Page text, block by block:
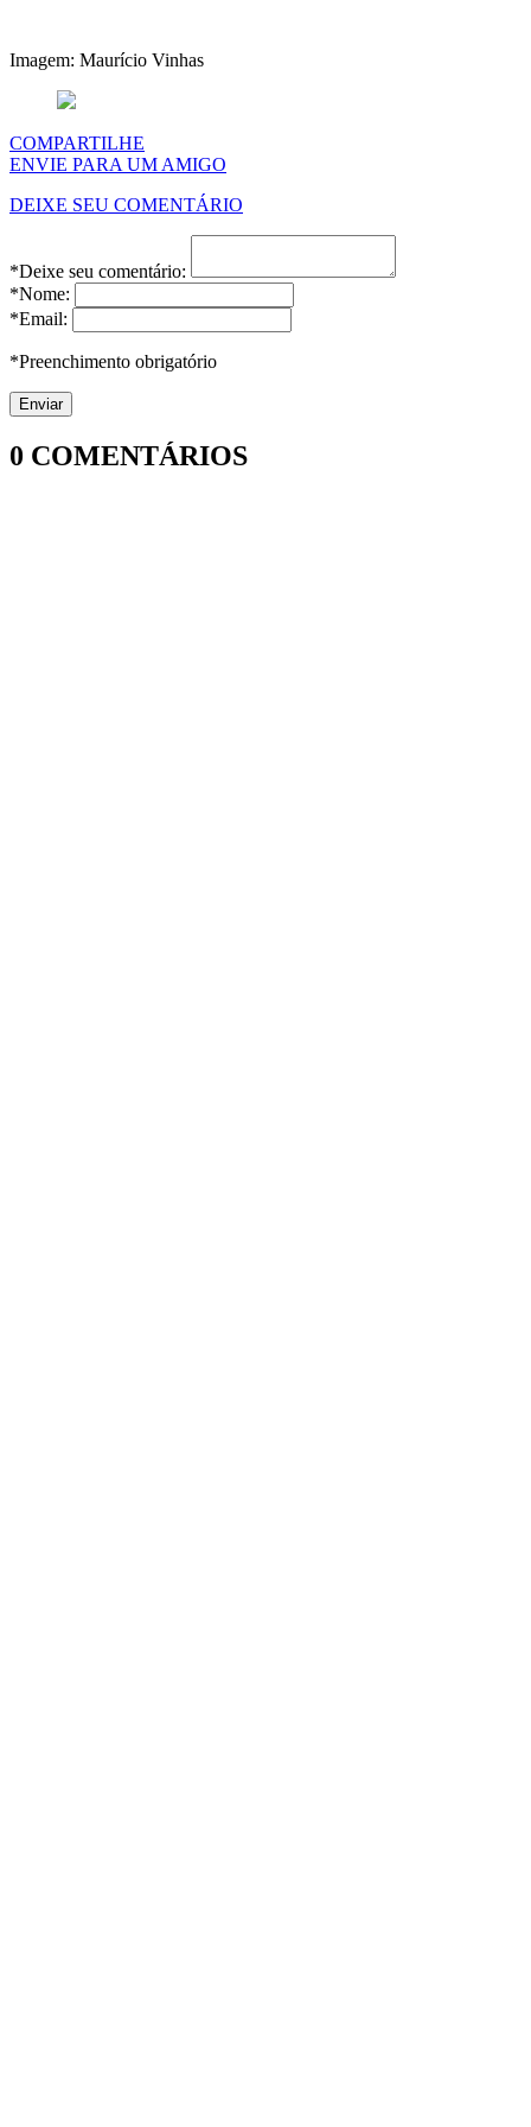
Imagem: Maurício Vinhas
COMPARTILHE
ENVIE PARA UM AMIGO
DEIXE SEU COMENTÁRIO
*Deixe seu comentário:
*Nome:
*Email:
*Preenchimento obrigatório
0 COMENTÁRIOS